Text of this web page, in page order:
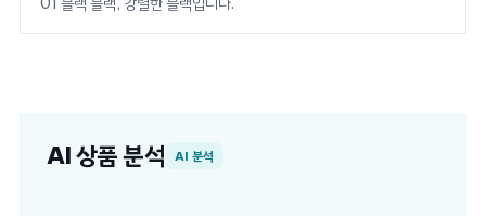
AI 상품 분석 AI 분석